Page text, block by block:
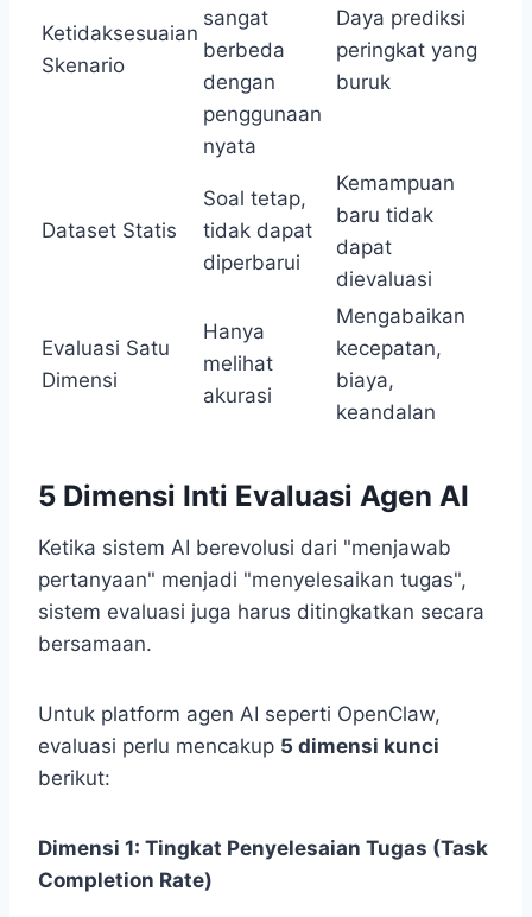
Ketidaksesuaian
Skenario
sangat
berbeda
dengan
penggunaan
nyata
Daya prediksi
peringkat yang
buruk
Dataset Statis
Soal tetap,
tidak dapat
diperbarui
Kemampuan
baru tidak
dapat
dievaluasi
Evaluasi Satu
Dimensi
Hanya
melihat
akurasi
Mengabaikan
kecepatan,
biaya,
keandalan
5 Dimensi Inti Evaluasi Agen AI
Ketika sistem AI berevolusi dari "menjawab
pertanyaan" menjadi "menyelesaikan tugas",
sistem evaluasi juga harus ditingkatkan secara
bersamaan.
Untuk platform agen AI seperti OpenClaw,
evaluasi perlu mencakup 5 dimensi kunci
berikut:
Dimensi 1: Tingkat Penyelesaian Tugas (Task
Completion Rate)